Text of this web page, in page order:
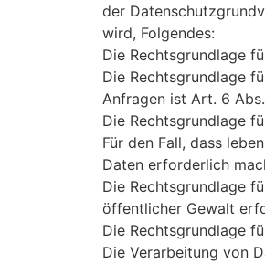
der
wird, Folgendes:
Die Rechtsgrundlage
Die Rechtsgrundlage
Anfragen ist Art. 6
Die Rechtsgrundlage
Für den Fall, dass
Daten erforderlich
Die Rechtsgrundlage
öffentlicher Gewalt
Die Rechtsgrundlage
Die Verarbeitung von